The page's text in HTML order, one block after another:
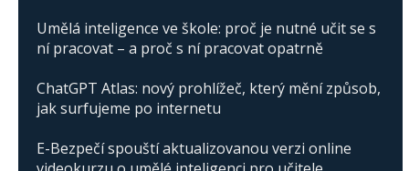
Umělá inteligence ve škole: proč je nutné učit se s
ní pracovat – a proč s ní pracovat opatrně
ChatGPT Atlas: nový prohlížeč, který mění způsob,
jak surfujeme po internetu
E-Bezpečí spouští aktualizovanou verzi online